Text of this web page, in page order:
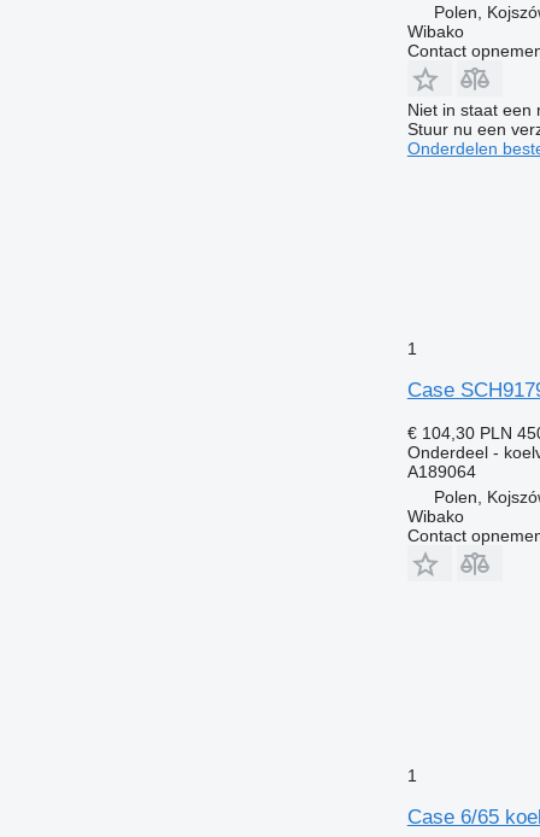
Polen,
Wibako
Contact
Niet in staat een
Stuur nu een
Onderdelen
1
Case
€ 104,30 PLN
Onderdeel -
A189064
Polen,
Wibako
Contact
1
Case 6/65